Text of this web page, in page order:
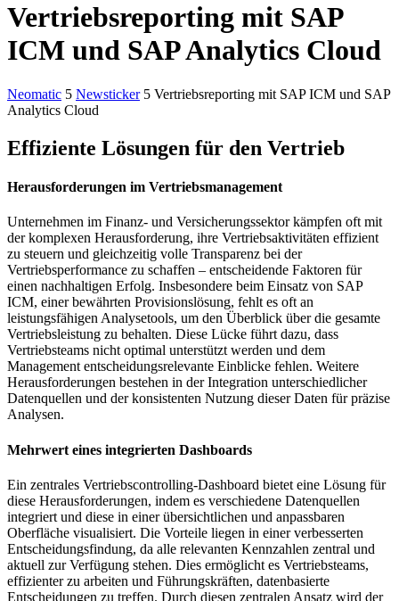
Vertriebsreporting mit SAP
ICM und SAP Analytics Cloud
Neomatic 5 Newsticker 5 Vertriebsreporting mit SAP ICM und SAP
Analytics Cloud
Effiziente Lösungen für den Vertrieb
Herausforderungen im Vertriebsmanagement
Unternehmen im Finanz- und Versicherungssektor kämpfen oft mit
der komplexen Herausforderung, ihre Vertriebsaktivitäten effizient
zu steuern und gleichzeitig volle Transparenz bei der
Vertriebsperformance zu schaffen – entscheidende Faktoren für
einen nachhaltigen Erfolg. Insbesondere beim Einsatz von SAP
ICM, einer bewährten Provisionslösung, fehlt es oft an
leistungsfähigen Analysetools, um den Überblick über die gesamte
Vertriebsleistung zu behalten. Diese Lücke führt dazu, dass
Vertriebsteams nicht optimal unterstützt werden und dem
Management entscheidungsrelevante Einblicke fehlen. Weitere
Herausforderungen bestehen in der Integration unterschiedlicher
Datenquellen und der konsistenten Nutzung dieser Daten für präzise
Analysen.
Mehrwert eines integrierten Dashboards
Ein zentrales Vertriebscontrolling-Dashboard bietet eine Lösung für
diese Herausforderungen, indem es verschiedene Datenquellen
integriert und diese in einer übersichtlichen und anpassbaren
Oberfläche visualisiert. Die Vorteile liegen in einer verbesserten
Entscheidungsfindung, da alle relevanten Kennzahlen zentral und
aktuell zur Verfügung stehen. Dies ermöglicht es Vertriebsteams,
effizienter zu arbeiten und Führungskräften, datenbasierte
Entscheidungen zu treffen. Durch diesen zentralen Ansatz wird der